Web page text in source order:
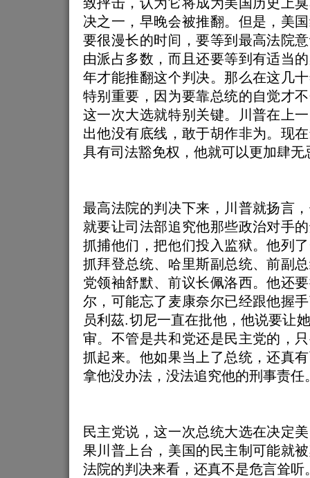
决之一，早晚会被推翻。但是，美
要很漫长的时间，要等到最高法院
由派占多数，而且还要等到有适当
年才能推翻这个判决。那么在这几
特别重要，因为要靠总统的自觉才
这一次大选就特别关键。川普在上
出他没有底线，敢于胡作非为。现
具有司法豁免权，他就可以更加肆无
最高法院的判决下来，川普就扬言
就要让司法部追究他那些政治对手
抓捕他们，把他们投入监狱。他列
抓拜登总统、哈里斯副总统、前副
党领袖舒默、前议长佩洛西。他还
尔，可能忘了麦康奈尔已经跟他握
员利茲.切尼一直在批他，他说要让
审。不管是共和党还是民主党的，
抓起来。他如果当上了总统，还真
拿他没办法，没法追究他的刑事责任
民主党说，这一次总统大选在决定
果川普上台，美国的民主制可能就
法院的判决来看，还真不是危言耸听